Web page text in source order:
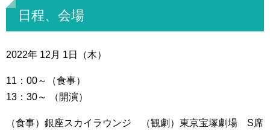
日程、会場
2022年 12月 1日（木）
11：00～（食事）
13：30～ （開演）
（食事）銀座スカイラウンジ （観劇）東京宝塚劇場 S席